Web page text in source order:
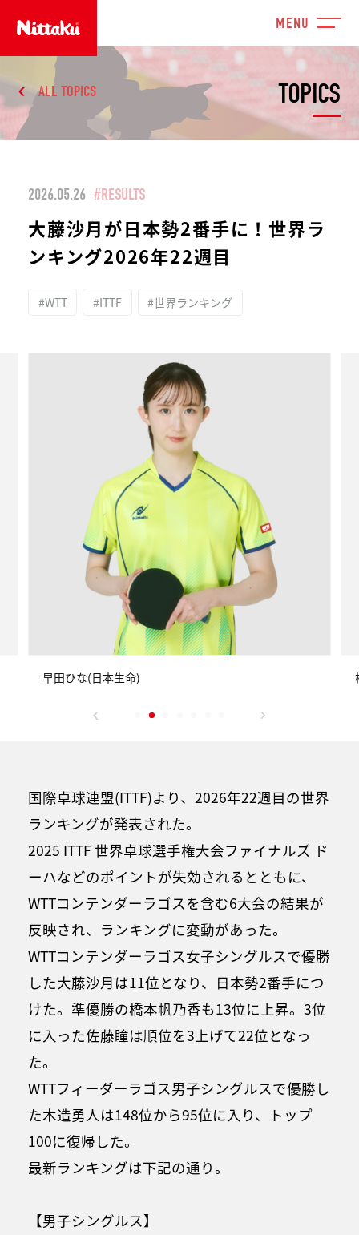
TOPICS
ALL TOPICS
2026.05.26 #RESULTS
大藤沙月が日本勢2番手に！世界ラ
ンキング2026年22週目
#WTT #ITTF #世界ランキング
早田ひな(日本生命)
国際卓球連盟(ITTF)より、2026年22週目の世界
ランキングが発表された。
2025 ITTF 世界卓球選手権大会ファイナルズ ド
ーハなどのポイントが失効されるとともに、
WTTコンテンダーラゴスを含む6大会の結果が
反映され、ランキングに変動があった。
WTTコンテンダーラゴス女子シングルスで優勝
した大藤沙月は11位となり、日本勢2番手につ
けた。準優勝の橋本帆乃香も13位に上昇。3位
に入った佐藤瞳は順位を3上げて22位となっ
た。
WTTフィーダーラゴス男子シングルスで優勝し
た木造勇人は148位から95位に入り、トップ
100に復帰した。
最新ランキングは下記の通り。
【男子シングルス】